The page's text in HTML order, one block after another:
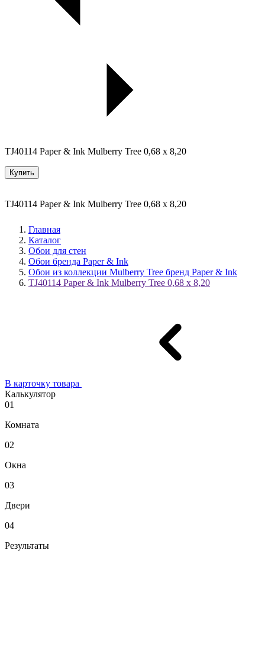
TJ40114 Paper & Ink Mulberry Tree 0,68 x 8,20
Купить
TJ40114 Paper & Ink Mulberry Tree 0,68 x 8,20
Главная
Каталог
Обои для стен
Обои бренда Paper & Ink
Обои из коллекции Mulberry Tree бренд Paper & Ink
TJ40114 Paper & Ink Mulberry Tree 0,68 x 8,20
В карточку товара
Калькулятор
01
Комната
02
Окна
03
Двери
04
Результаты